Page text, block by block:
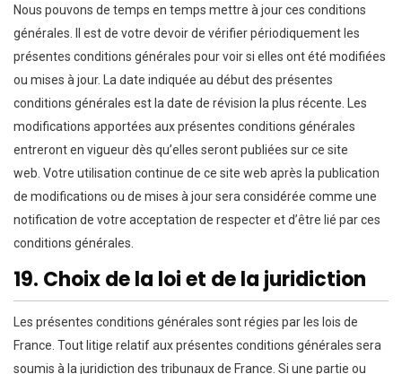
Nous pouvons de temps en temps mettre à jour ces conditions
générales. Il est de votre devoir de vérifier périodiquement les
présentes conditions générales pour voir si elles ont été modifiées
ou mises à jour. La date indiquée au début des présentes
conditions générales est la date de révision la plus récente. Les
modifications apportées aux présentes conditions générales
entreront en vigueur dès qu’elles seront publiées sur ce site
web. Votre utilisation continue de ce site web après la publication
de modifications ou de mises à jour sera considérée comme une
notification de votre acceptation de respecter et d’être lié par ces
conditions générales.
19. Choix de la loi et de la juridiction
Les présentes conditions générales sont régies par les lois de
France. Tout litige relatif aux présentes conditions générales sera
soumis à la juridiction des tribunaux de France. Si une partie ou